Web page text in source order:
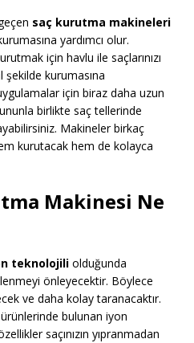
saç kurutma makineleri
yardımcı olur.
için havlu ile saçlarınızı
şekilde kurumasına
için biraz daha uzun
birlikte saç tellerinde
Makineler birkaç
kurutacak hem de kolayca
Makinesi Ne
teknolojili olduğunda
önleyecektir. Böylece
ve daha kolay taranacaktır.
bulunan iyon
saçınızın yıpranmadan